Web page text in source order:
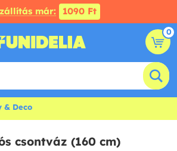
már: 1090 Ft
0
& Deco
csontváz (160 cm)